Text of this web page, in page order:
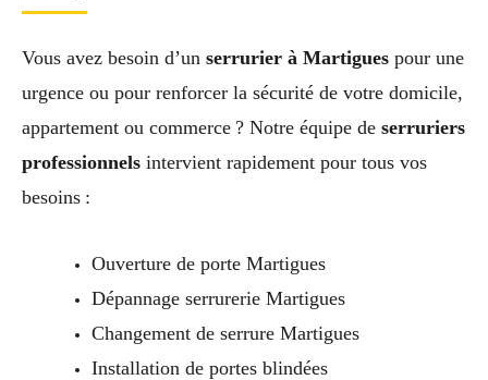
Vous avez besoin d’un serrurier à Martigues pour une
urgence ou pour renforcer la sécurité de votre domicile,
appartement ou commerce ? Notre équipe de serruriers
professionnels intervient rapidement pour tous vos
besoins :
Ouverture de porte Martigues
Dépannage serrurerie Martigues
Changement de serrure Martigues
Installation de portes blindées